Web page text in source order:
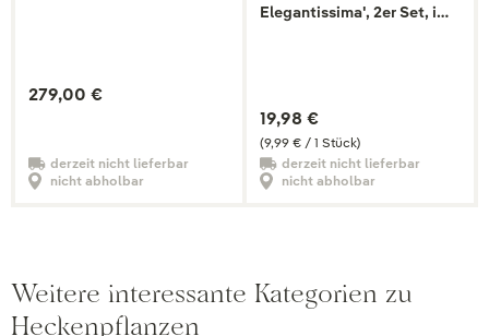
279,00 €
derzeit nicht lieferbar
nicht abholbar
Elegantissima', 2er Set, im
(9,99 € / 1 Stück)
19,98 €
derzeit nicht lieferbar
nicht abholbar
Weitere interessante Kategorien zu
Heckenpflanzen